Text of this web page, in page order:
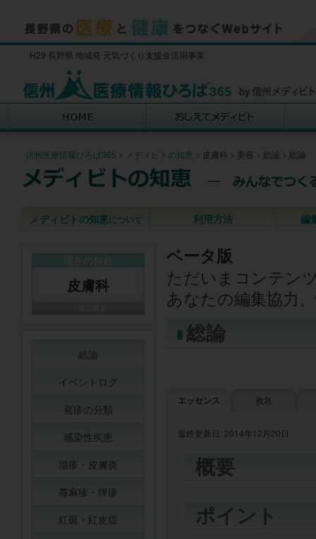
H29 長野県 地域発 元気づくり支援金活用事業
信州医療情報ひろば365 > メディビトの知恵 > 皮膚科 > 美容 > 総論 > 総論
メディビトの知恵について 利用方法 編
ベータ版
ただいまコンテン
あなたの編集協力
総論
エッセンス 救急
最終更新日: 2014年12月20日
概要
ポイント
皮膚科
総論
イベントログ
発疹の分類
感染性疾患
湿疹・皮膚炎
蕁麻疹・痒疹
紅斑・紅皮症